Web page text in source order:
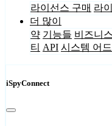
라이선스 구매 라
더 많이
약 기능들 비즈니스
티 API 시스템 어
iSpyConnect